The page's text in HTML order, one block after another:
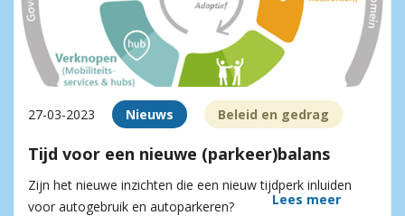
27-03-2023 Nieuws Beleid en gedrag
Tijd voor een nieuwe (parkeer)balans
Zijn het nieuwe inzichten die een nieuw tijdperk inluiden
voor autogebruik en autoparkeren?
Lees meer